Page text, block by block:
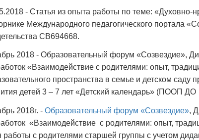
- Статья из опыта работы по теме: «Духовно-
Международного педагогического портала
СВ694668.
2018 - Образовательный форум «Созвездие»,
«Взаимодействие с родителями: опыт,
пространства в семье и детском саду
детей 3 – 7 лет «Детский календарь» (ПООП
2018г. - Образовательный форум «Созвездие»,
«Взаимодействие с родителями: опыт,
работы с родителями старшей группы с учетом